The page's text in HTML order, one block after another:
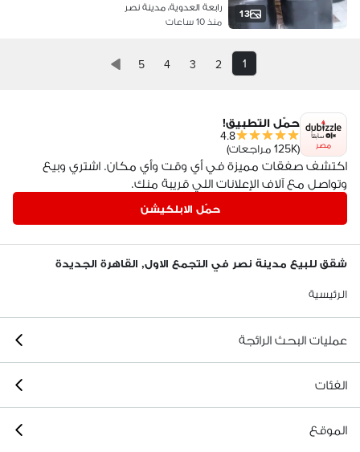
13
رابعة العدوية، مدينة نصر
منذ 10 ساعات
1
2
3
4
5
مصر
حمّل التطبيق!
4.8
(125K مراجعات)
اكتشف صفقات مميزة في أي وقت وأي مكان. اشتري وبيع
وتواصل مع آلاف الإعلانات اللي قريبة منك.
حمّل الابلكيشن
شقق للبيع مدينة نصر في التجمع الاول, القاهرة الجديدة
الرئيسية
عمليات البحث الرائجة
الفئات
الموقع